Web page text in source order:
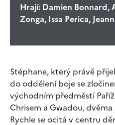
Hrají: Damien Bonnard,
Zonga, Issa Perica,
Stéphane, který právě
do oddělení boje se
východním předměstí
Chrisem a Gwadou,
Rychle se ocitá v centru